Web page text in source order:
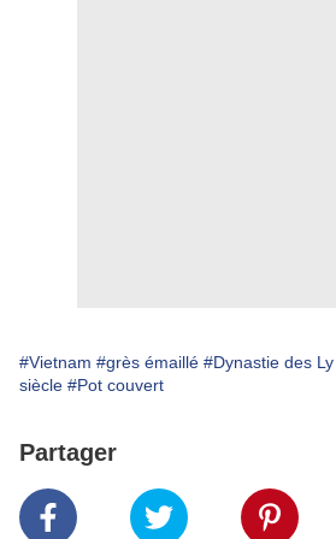
#Vietnam #grès émaillé #Dynastie des Ly
siècle #Pot couvert
Partager